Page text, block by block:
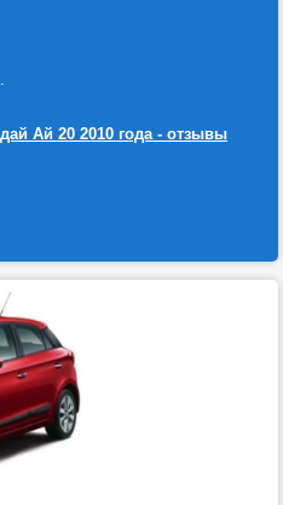
Ай 20 2010 года - отзывы